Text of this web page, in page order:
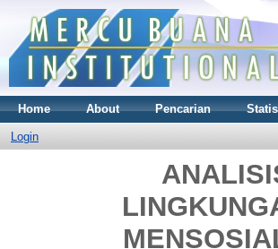
Home About Pencarian
Login